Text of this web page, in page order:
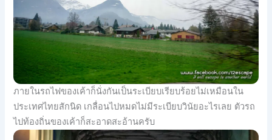
ภายในรถไฟของเค้าก็นั่งกันเป็นระเบียบเรียบร้อยไม่เหมือนใน
ประเทศไทยสักนิด เกลื่อนไปหมดไม่มีระเบียบวินัยอะไรเลย ตัวรถ
ไปท้องถิ่นของเค้าก็สะอาดสะอ้านครับ